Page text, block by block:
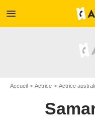
menu
Accueil Actrice Actrice